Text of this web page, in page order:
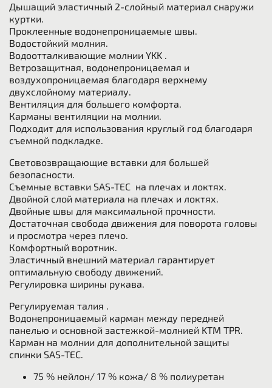
Дышащий эластичный 2-слойный материал снаружи
куртки.
Проклеенные водонепроницаемые швы.
Водостойкий молния.
Водоотталкивающие молнии YKK .
Ветрозащитная, водонепроницаемая и
воздухопроницаемая благодаря верхнему
двухслойному материалу.
Вентиляция для большего комфорта.
Карманы вентиляции на молнии.
Подходит для использования круглый год благодаря
съемной подкладке.
Световозвращающие вставки для большей
безопасности.
Съемные вставки SAS-TEC на плечах и локтях.
Двойной слой материала на плечах и локтях.
Двойные швы для максимальной прочности.
Достаточная свобода движения для поворота головы
и просмотра через плечо.
Комфортный воротник.
Эластичный внешний материал гарантирует
оптимальную свободу движений.
Регулировка ширины рукава.
Регулируемая талия .
Водонепроницаемый карман между передней
панелью и основной застежкой-молнией KTM TPR.
Карман на молнии для дополнительной защиты
спинки SAS-TEC.
75 % нейлон/ 17 % кожа/ 8 % полиуретан